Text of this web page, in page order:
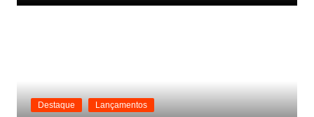
Destaque Lançamentos